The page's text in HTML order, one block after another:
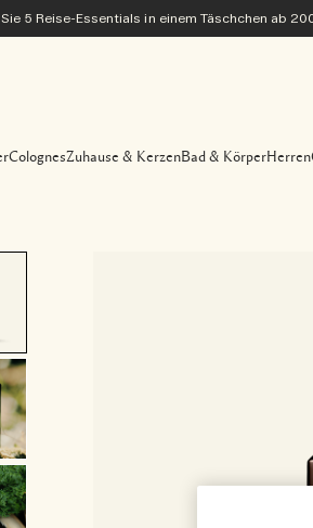
5 Reise-Essentials in einem Täschchen ab
ColognesZuhause & KerzenBad & KörperHerren